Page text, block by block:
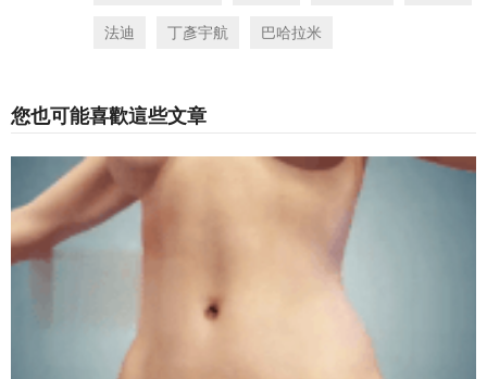
法迪 丁彥宇航 巴哈拉米
您也可能喜歡這些文章